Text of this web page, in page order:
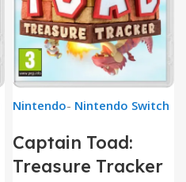
Nintendo- Nintendo Switch
Captain Toad:
Treasure Tracker